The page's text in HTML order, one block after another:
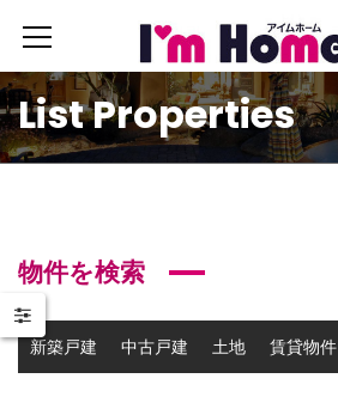
List Properties
物件を検索
新築戸建 中古戸建 土地 賃貸物件